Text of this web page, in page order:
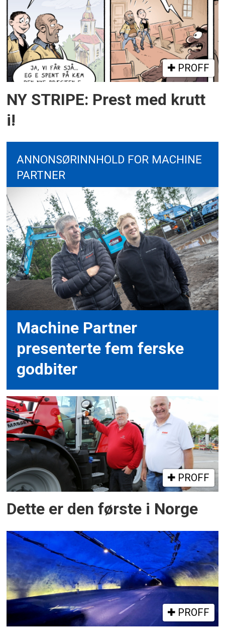
PROFF
NY STRIPE: Prest med krutt
i!
ANNONSØRINNHOLD FOR MACHINE
PARTNER
Machine Partner
presenterte fem ferske
godbiter
PROFF
Dette er den første i Norge
PROFF